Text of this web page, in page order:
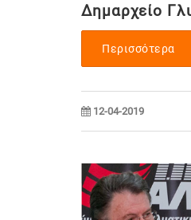
Δημαρχείο
Περισσότερα
12-04-2019